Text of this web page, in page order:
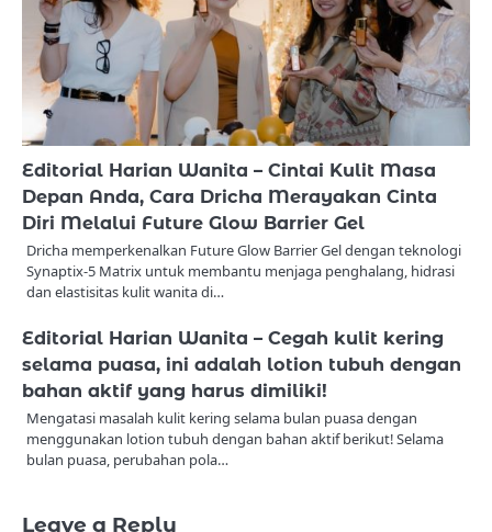
Editorial Harian Wanita – Cintai Kulit Masa
Depan Anda, Cara Dricha Merayakan Cinta
Diri Melalui Future Glow Barrier Gel
Dricha memperkenalkan Future Glow Barrier Gel dengan teknologi
Synaptix-5 Matrix untuk membantu menjaga penghalang, hidrasi
dan elastisitas kulit wanita di…
Editorial Harian Wanita – Cegah kulit kering
selama puasa, ini adalah lotion tubuh dengan
bahan aktif yang harus dimiliki!
Mengatasi masalah kulit kering selama bulan puasa dengan
menggunakan lotion tubuh dengan bahan aktif berikut! Selama
bulan puasa, perubahan pola…
Leave a Reply